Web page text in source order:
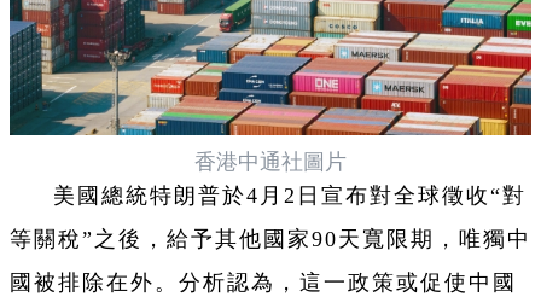
香港中通社圖片
美國總統特朗普於4月2日宣布對全球徵收“對
等關稅”之後，給予其他國家90天寬限期，唯獨中
國被排除在外。分析認為，這一政策或促使中國